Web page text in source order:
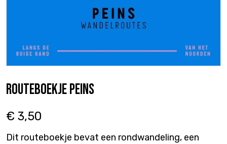
Routeboekje Peins
€ 3,50
Dit routeboekje bevat een rondwandeling, een